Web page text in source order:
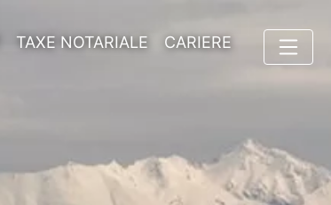
TAXE NOTARIALE CARIERE